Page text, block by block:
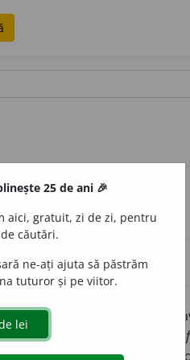
jos și interior al unei
cîrpător. –
II, 643),it.
25 de ani 🎉
aici, gratuit, zi de zi, pentru
căutări.
ne-ați ajuta să păstrăm
tuturor și pe viitor.